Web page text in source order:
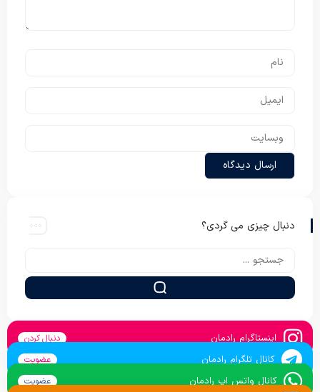
دنبال چیزی می گردی؟
اینستاگرام رادمان دنبال کردن
کانال تلگرام رادمان عضویت
کانال واتس اپ رادمان عضویت